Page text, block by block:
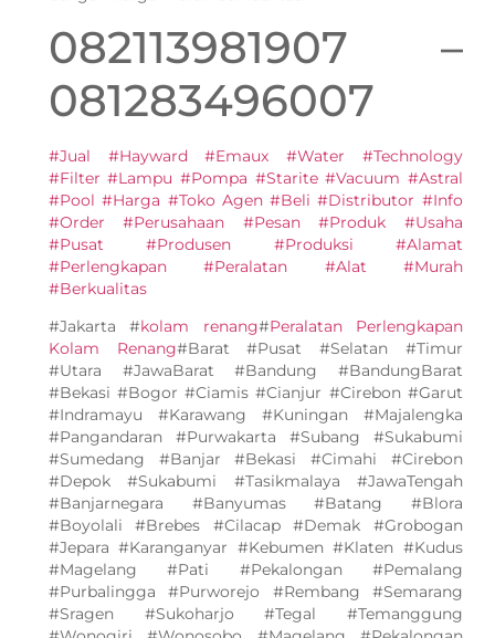
082113981907 –
081283496007
#Jual #Hayward #Emaux #Water #Technology
#Filter #Lampu #Pompa #Starite #Vacuum #Astral
#Pool #Harga #Toko Agen #Beli #Distributor #Info
#Order #Perusahaan #Pesan #Produk #Usaha
#Pusat #Produsen #Produksi #Alamat
#Perlengkapan #Peralatan #Alat #Murah
#Berkualitas
#Jakarta #kolam renang#Peralatan Perlengkapan
Kolam Renang#Barat #Pusat #Selatan #Timur
#Utara #JawaBarat #Bandung #BandungBarat
#Bekasi #Bogor #Ciamis #Cianjur #Cirebon #Garut
#Indramayu #Karawang #Kuningan #Majalengka
#Pangandaran #Purwakarta #Subang #Sukabumi
#Sumedang #Banjar #Bekasi #Cimahi #Cirebon
#Depok #Sukabumi #Tasikmalaya #JawaTengah
#Banjarnegara #Banyumas #Batang #Blora
#Boyolali #Brebes #Cilacap #Demak #Grobogan
#Jepara #Karanganyar #Kebumen #Klaten #Kudus
#Magelang #Pati #Pekalongan #Pemalang
#Purbalingga #Purworejo #Rembang #Semarang
#Sragen #Sukoharjo #Tegal #Temanggung